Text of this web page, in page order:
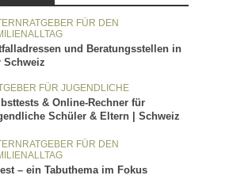
FÜR DEN
und Beratungsstellen in
Schweiz
FÜR JUGENDLICHE
& Online-Rechner für
Schüler & Eltern | Schweiz
FÜR DEN
– ein Tabuthema im Fokus